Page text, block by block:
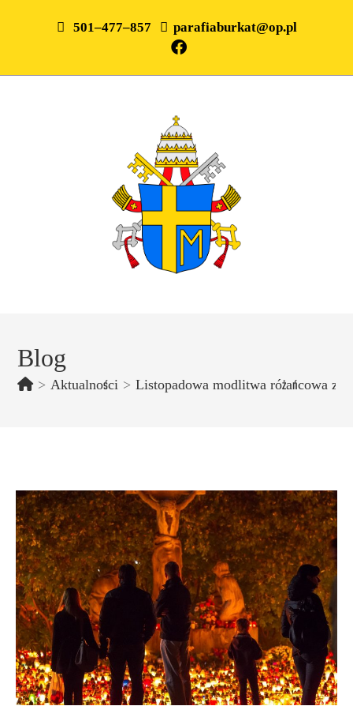
501–477–857 parafiaburkat@op.pl
Blog
> Aktualności > Listopadowa modlitwa różańcowa za